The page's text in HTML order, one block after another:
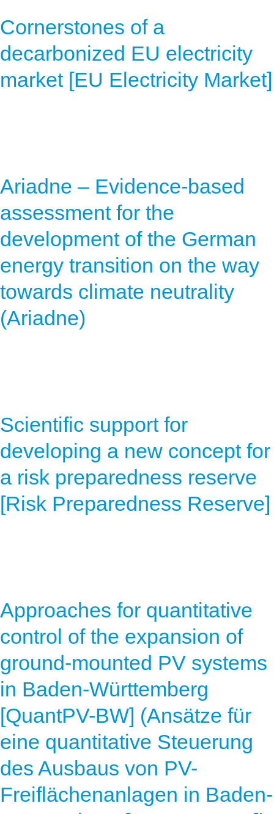
Cornerstones of a
decarbonized EU electricity
market [EU Electricity Market]
Ariadne – Evidence-based
assessment for the
development of the German
energy transition on the way
towards climate neutrality
(Ariadne)
Scientific support for
developing a new concept for
a risk preparedness reserve
[Risk Preparedness Reserve]
Approaches for quantitative
control of the expansion of
ground-mounted PV systems
in Baden-Württemberg
[QuantPV-BW] (Ansätze für
eine quantitative Steuerung
des Ausbaus von PV-
Freiflächenanlagen in Baden-